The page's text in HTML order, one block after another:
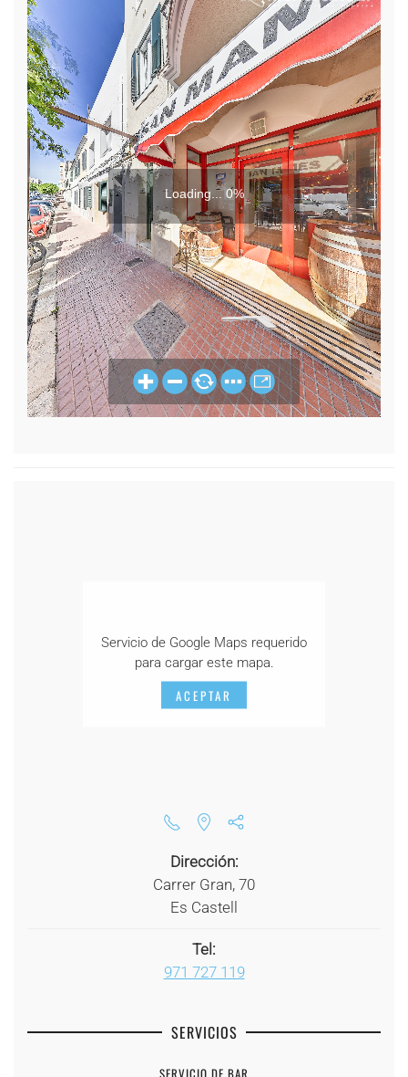
Servicio de Google Maps requerido
para cargar este mapa.
ACEPTAR
Dirección:
Carrer Gran, 70
Es Castell
Tel:
971 727 119
SERVICIOS